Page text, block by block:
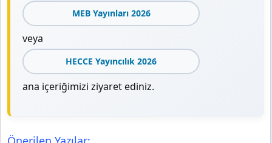
MEB Yayınları 2026
veya
HECCE Yayıncılık 2026
ana içeriğimizi ziyaret ediniz.